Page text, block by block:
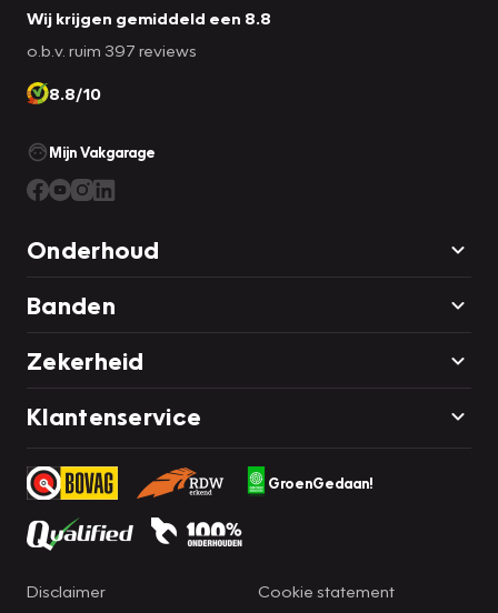
Wij krijgen gemiddeld een 8.8
o.b.v. ruim 397 reviews
8.8/10
Mijn Vakgarage
Onderhoud
Banden
Zekerheid
Klantenservice
GroenGedaan!
Disclaimer
Cookie statement